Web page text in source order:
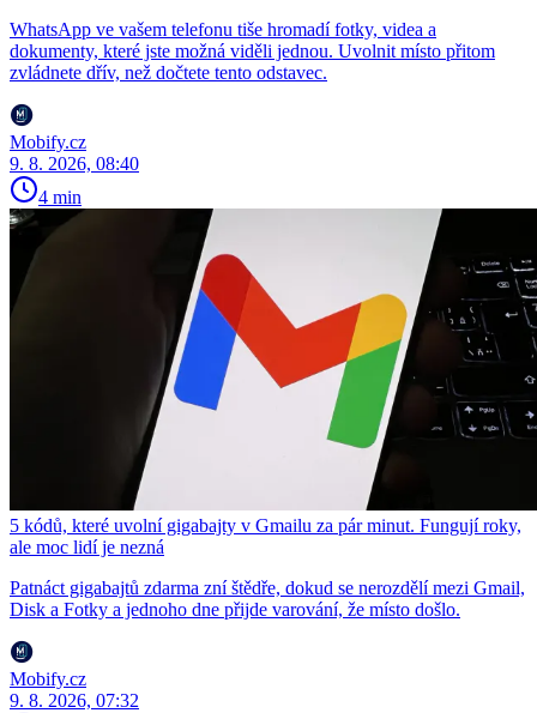
WhatsApp ve vašem telefonu tiše hromadí fotky, videa a
dokumenty, které jste možná viděli jednou. Uvolnit místo přitom
zvládnete dřív, než dočtete tento odstavec.
Mobify.cz
9. 8. 2026, 08:40
4 min
5 kódů, které uvolní gigabajty v Gmailu za pár minut. Fungují roky,
ale moc lidí je nezná
Patnáct gigabajtů zdarma zní štědře, dokud se nerozdělí mezi Gmail,
Disk a Fotky a jednoho dne přijde varování, že místo došlo.
Mobify.cz
9. 8. 2026, 07:32